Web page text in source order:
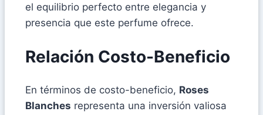
el equilibrio perfecto entre elegancia y
presencia que este perfume ofrece.
Relación Costo-Beneficio
En términos de costo-beneficio, Roses
Blanches representa una inversión valiosa